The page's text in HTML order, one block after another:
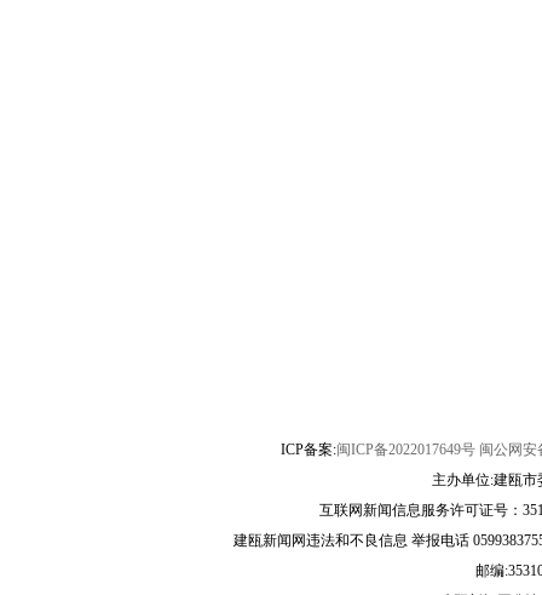
ICP备案:闽ICP备2022017649号 闽公网安
主办单位:建瓯
互联网新闻信息服务许可证号：
建瓯新闻网违法和不良信息 举报电话
邮编